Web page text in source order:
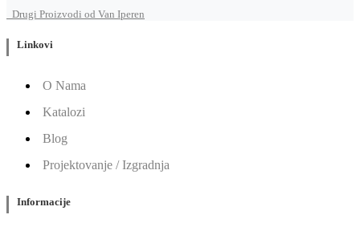
Drugi Proizvodi od Van Iperen
Linkovi
O Nama
Katalozi
Blog
Projektovanje / Izgradnja
Informacije